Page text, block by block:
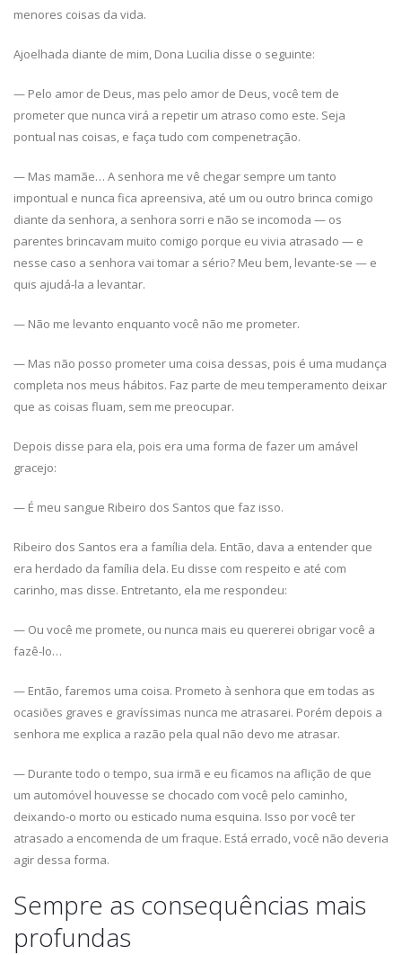
menores coisas da vida.
Ajoelhada diante de mim, Dona Lucilia disse o seguinte:
— Pelo amor de Deus, mas pelo amor de Deus, você tem de
prometer que nunca virá a repetir um atraso como este. Seja
pontual nas coisas, e faça tudo com compenetração.
— Mas mamãe… A senhora me vê chegar sempre um tanto
impontual e nunca fica apreensiva, até um ou outro brinca comigo
diante da senhora, a senhora sorri e não se incomoda — os
parentes brincavam muito comigo porque eu vivia atrasado — e
nesse caso a senhora vai tomar a sério? Meu bem, levante-se — e
quis ajudá-la a levantar.
— Não me levanto enquanto você não me prometer.
— Mas não posso prometer uma coisa dessas, pois é uma mudança
completa nos meus hábitos. Faz parte de meu temperamento deixar
que as coisas fluam, sem me preocupar.
Depois disse para ela, pois era uma forma de fazer um amável
gracejo:
— É meu sangue Ribeiro dos Santos que faz isso.
Ribeiro dos Santos era a família dela. Então, dava a entender que
era herdado da família dela. Eu disse com respeito e até com
carinho, mas disse. Entretanto, ela me respondeu:
— Ou você me promete, ou nunca mais eu quererei obrigar você a
fazê-lo…
— Então, faremos uma coisa. Prometo à senhora que em todas as
ocasiões graves e gravíssimas nunca me atrasarei. Porém depois a
senhora me explica a razão pela qual não devo me atrasar.
— Durante todo o tempo, sua irmã e eu ficamos na aflição de que
um automóvel houvesse se chocado com você pelo caminho,
deixando-o morto ou esticado numa esquina. Isso por você ter
atrasado a encomenda de um fraque. Está errado, você não deveria
agir dessa forma.
Sempre as consequências mais
profundas